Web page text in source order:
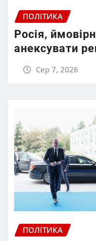
ПОЛІТИКА
Росія,
анексувати
Сер 7, 2026
ПОЛІТИКА